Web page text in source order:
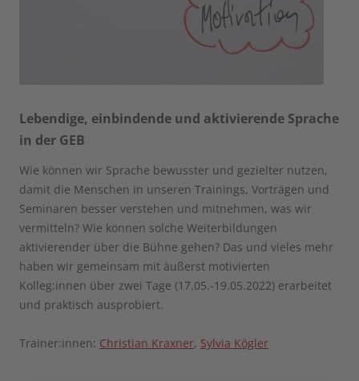
Lebendige, einbindende und aktivierende Sprache
in der GEB
Wie können wir Sprache bewusster und gezielter nutzen,
damit die Menschen in unseren Trainings, Vorträgen und
Seminaren besser verstehen und mitnehmen, was wir
vermitteln? Wie können solche Weiterbildungen
aktivierender über die Bühne gehen? Das und vieles mehr
haben wir gemeinsam mit äußerst motivierten
Kolleg:innen über zwei Tage (17.05.-19.05.2022) erarbeitet
und praktisch ausprobiert.
Trainer:innen: Christian Kraxner, Sylvia Kögler